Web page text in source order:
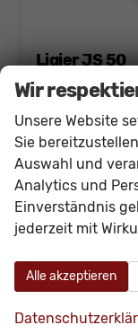
Ligier JS 50
unverbindliche
Fahrzeugnr. 60934
Kraftstoff Diesel
Leistung 6 kW (8 PS)
19.638,– €
incl. 19% MwSt.
CO2-Klasse: B
CO -
Wir
Unsere Website
Sie
Auswahl und
Analytics und
Einverständnis
jederzeit mit
Alle akzeptieren